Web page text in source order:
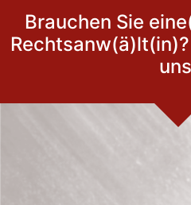
Brauchen Sie